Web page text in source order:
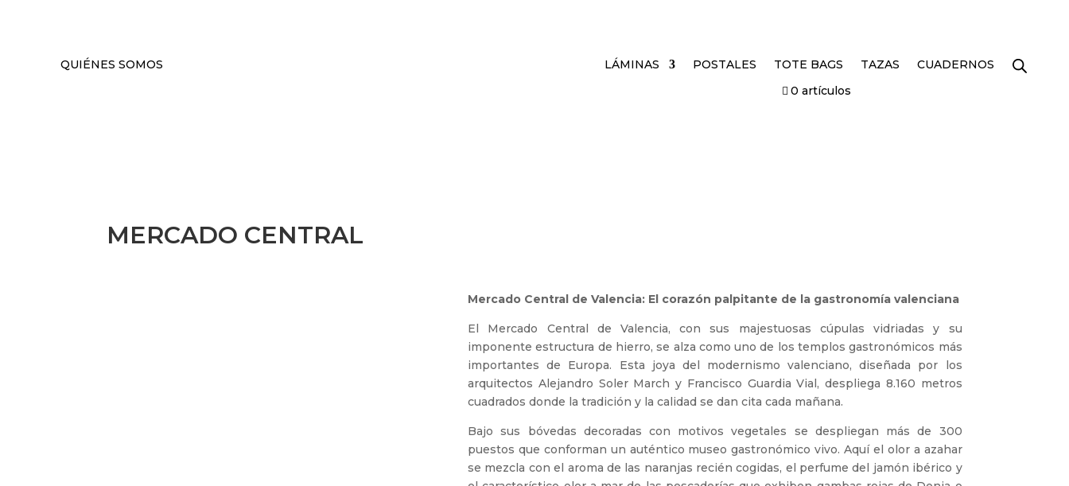
QUIÉNES SOMOS LÁMINAS POSTALES TOTE BAGS TAZAS
CUADERNOS
0 artículos
MERCADO CENTRAL
Mercado Central de Valencia: El corazón palpitante de la gastronomía valenciana
El Mercado Central de Valencia, con sus majestuosas cúpulas vidriadas y su
imponente estructura de hierro, se alza como uno de los templos gastronómicos más
importantes de Europa. Esta joya del modernismo valenciano, diseñada por los
arquitectos Alejandro Soler March y Francisco Guardia Vial, despliega 8.160 metros
cuadrados donde la tradición y la calidad se dan cita cada mañana.
Bajo sus bóvedas decoradas con motivos vegetales se despliegan más de 300
puestos que conforman un auténtico museo gastronómico vivo. Aquí el olor a azahar
se mezcla con el aroma de las naranjas recién cogidas, el perfume del jamón ibérico y